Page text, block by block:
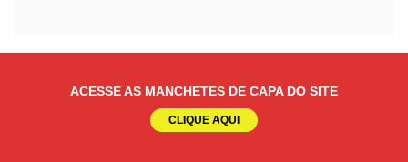
ACESSE AS MANCHETES DE CAPA DO SITE
CLIQUE AQUI